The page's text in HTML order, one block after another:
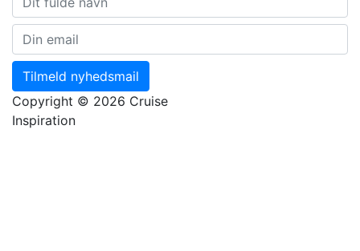
Tilmeld nyhedsmail
Copyright © 2026 Cruise
Inspiration